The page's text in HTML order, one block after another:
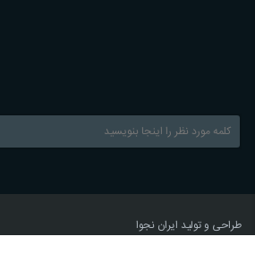
طراحی و تولید ایران نجوا